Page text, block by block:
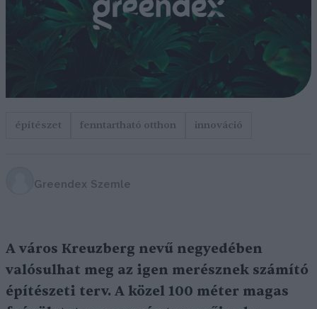
építészet fenntartható otthon innováció
Greendex Szemle
A város Kreuzberg nevű negyedében
valósulhat meg az igen merésznek számító
építészeti terv. A közel 100 méter magas